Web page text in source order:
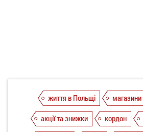
життя в Польщі магазини
акції та знижки
кордон